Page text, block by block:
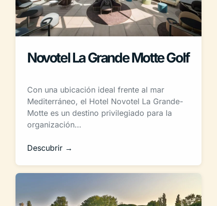
Novotel La Grande Motte Golf
Con una ubicación ideal frente al mar
Mediterráneo, el Hotel Novotel La Grande-
Motte es un destino privilegiado para la
organización…
Descubrir →